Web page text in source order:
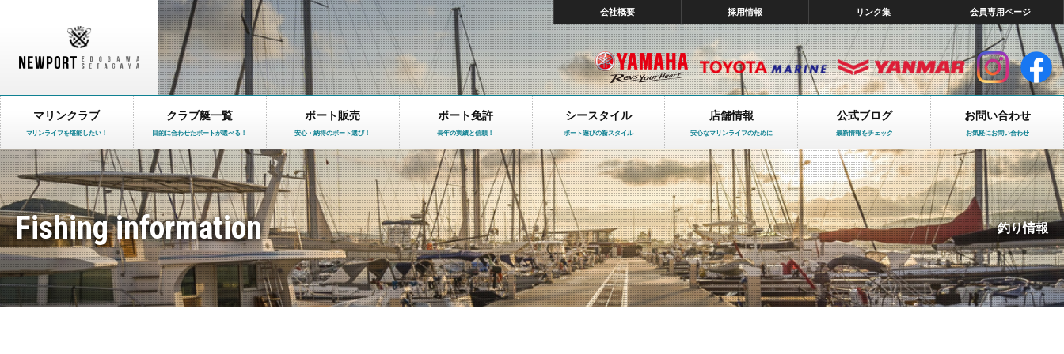
会社概要 採用情報 リンク集 会員専用ページ
マリンクラブ
マリンライフを堪能したい！
クラブ艇一覧
目的に合わせたボートが選べる！
ボート販売
安心・納得のボート選び！
ボート免許
長年の実績と信頼！
シースタイル
ボート遊びの新スタイル
店舗情報
安心なマリンライフのために
公式ブログ
最新情報をチェック
お問い合わせ
お気軽にお問い合わせ
Fishing information 釣り情報